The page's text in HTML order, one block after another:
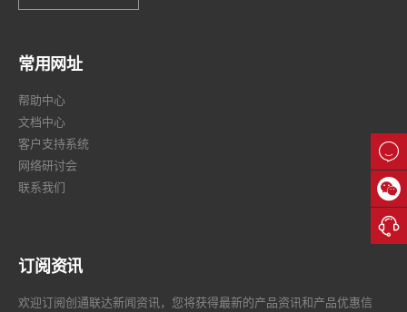
常用网址
帮助中心
文档中心
客户支持系统
网络研讨会
联系我们
订阅资讯
欢迎订阅创通联达新闻资讯，您将获得最新的产品资讯和产品优惠信


